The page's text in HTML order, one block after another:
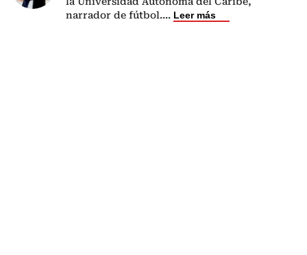
narrador de fútbol.... Leer más